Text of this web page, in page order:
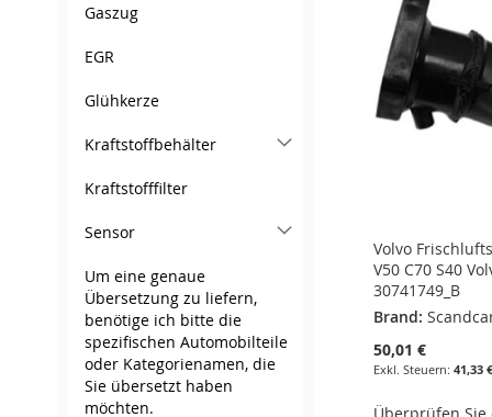
HINZUFÜGEN
HINZUFÜGEN
VERGLEICHSLISTE
HINZUFÜGEN
Volvo
V50 C70 S40
30741749_B
Brand:
50,01 €
41,33 €
Gaszug
EGR
Glühkerze
Kraftstoffbehälter
Kraftstofffilter
Sensor
Um eine genaue
Übersetzung zu liefern,
benötige ich bitte die
spezifischen Automobilteile
oder Kategorienamen, die
Sie übersetzt haben
möchten.